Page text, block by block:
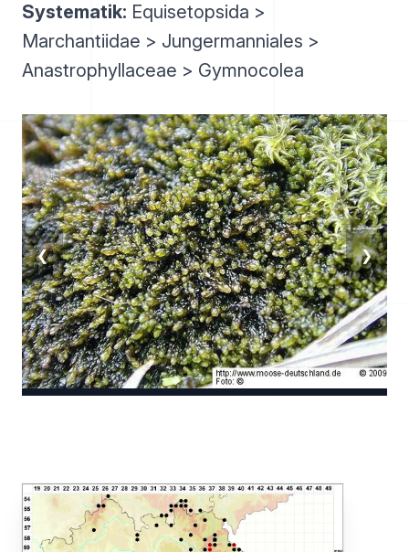
Systematik: Equisetopsida >
Marchantiidae > Jungermanniales >
Anastrophyllaceae > Gymnocolea
❮ ❯